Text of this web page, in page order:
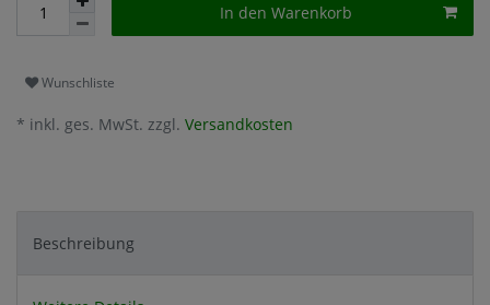
In den Warenkorb
Wunschliste
* inkl. ges. MwSt. zzgl. Versandkosten
Beschreibung